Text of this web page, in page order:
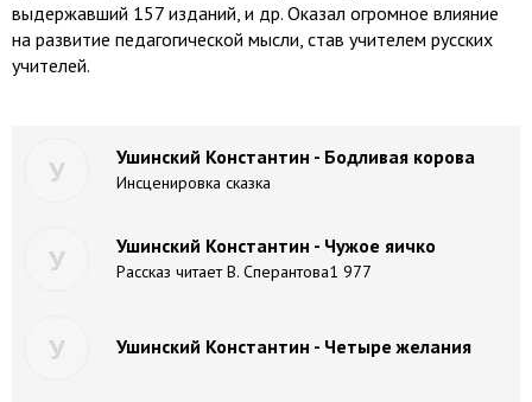
выдержавший 157 изданий, и др. Оказал огромное влияние
на развитие педагогической мысли, став учителем русских
учителей.
У Ушинский Константин - Бодливая корова
Инсценировка сказка
У Ушинский Константин - Чужое яичко
Рассказ читает В. Сперантова1 977
У Ушинский Константин - Четыре желания